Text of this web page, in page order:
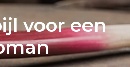
voor een